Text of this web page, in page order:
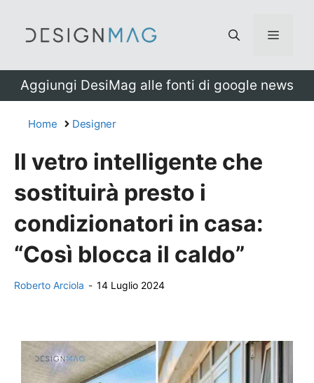
Menu
Aggiungi DesiMag alle fonti di google news
Home Designer
Il vetro intelligente che
sostituirà presto i
condizionatori in casa:
“Così blocca il caldo”
Roberto Arciola - 14 Luglio 2024